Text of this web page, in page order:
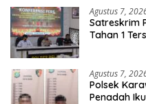
Agustus 7,
Satreskrim
Tahan 1
Agustus 7,
Polsek
Penadah